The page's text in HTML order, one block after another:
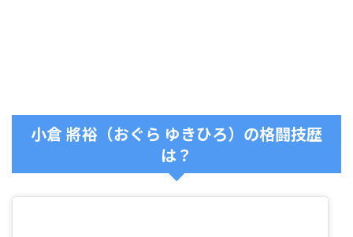
小倉 將裕（おぐら ゆきひろ）の格闘技歴
は？